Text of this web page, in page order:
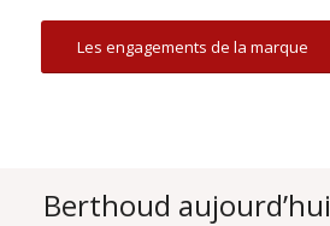
Les engagements de la marque
Berthoud aujourd’hui